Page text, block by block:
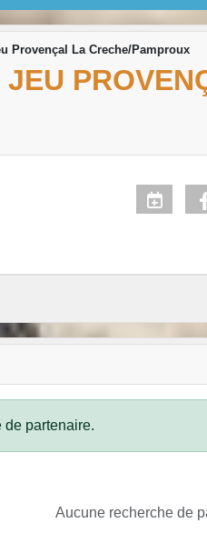
Provençal La Creche/Pamproux
de partenaire.
Aucune recherche de